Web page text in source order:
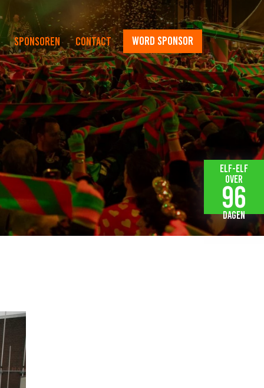
Sponsoren Contact word sponsor
Elf-elf
over
96
dagen